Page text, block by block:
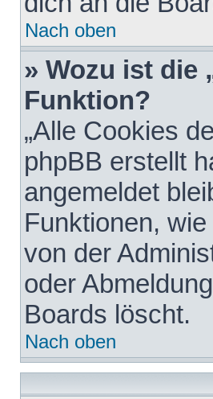
Nach oben
» Wozu ist die
Funktion?
„Alle Cookies
phpBB erstellt
angemeldet
Funktionen,
von der
oder
Boards löscht.
Nach oben